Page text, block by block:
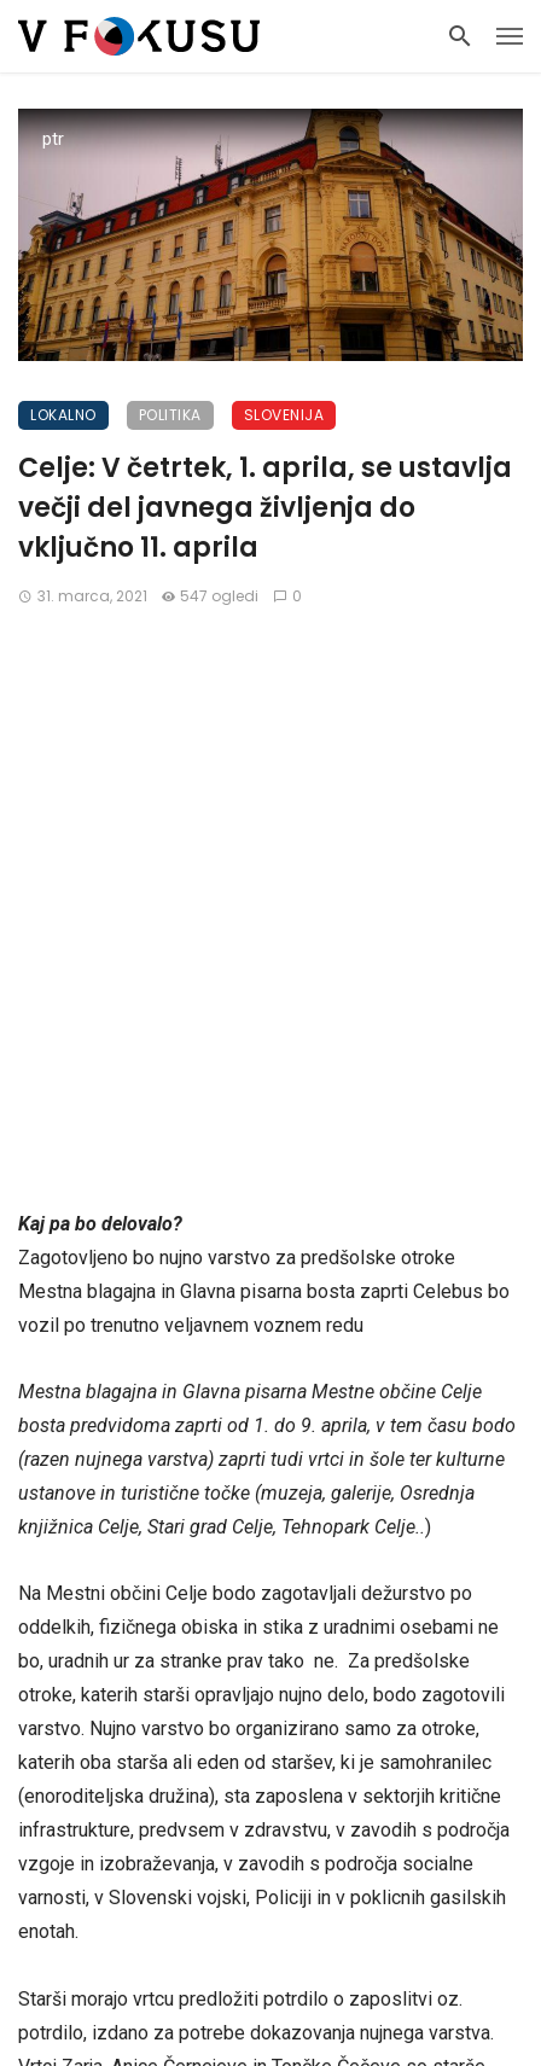
ptr
LOKALNO POLITIKA SLOVENIJA
Celje: V četrtek, 1. aprila, se ustavlja
večji del javnega življenja do
vključno 11. aprila
31. marca, 2021 547 ogledi 0
Kaj pa bo delovalo?
Zagotovljeno bo nujno varstvo za predšolske otroke
Mestna blagajna in Glavna pisarna bosta zaprti Celebus bo
vozil po trenutno veljavnem voznem redu
Mestna blagajna in Glavna pisarna Mestne občine Celje
bosta predvidoma zaprti od 1. do 9. aprila, v tem času bodo
(razen nujnega varstva) zaprti tudi vrtci in šole ter kulturne
ustanove in turistične točke (muzeja, galerije, Osrednja
knjižnica Celje, Stari grad Celje, Tehnopark Celje..)
Na Mestni občini Celje bodo zagotavljali dežurstvo po
oddelkih, fizičnega obiska in stika z uradnimi osebami ne
bo, uradnih ur za stranke prav tako ne. Za predšolske
otroke, katerih starši opravljajo nujno delo, bodo zagotovili
varstvo. Nujno varstvo bo organizirano samo za otroke,
katerih oba starša ali eden od staršev, ki je samohranilec
(enoroditeljska družina), sta zaposlena v sektorjih kritične
infrastrukture, predvsem v zdravstvu, v zavodih s področja
vzgoje in izobraževanja, v zavodih s področja socialne
varnosti, v Slovenski vojski, Policiji in v poklicnih gasilskih
enotah.
Starši morajo vrtcu predložiti potrdilo o zaposlitvi oz.
potrdilo, izdano za potrebe dokazovanja nujnega varstva.